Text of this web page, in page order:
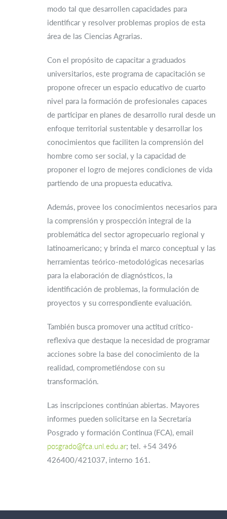
modo tal que desarrollen capacidades para
identificar y resolver problemas propios de esta
área de las Ciencias Agrarias.
Con el propósito de capacitar a graduados
universitarios, este programa de capacitación se
propone ofrecer un espacio educativo de cuarto
nivel para la formación de profesionales capaces
de participar en planes de desarrollo rural desde un
enfoque territorial sustentable y desarrollar los
conocimientos que faciliten la comprensión del
hombre como ser social, y la capacidad de
proponer el logro de mejores condiciones de vida
partiendo de una propuesta educativa.
Además, provee los conocimientos necesarios para
la comprensión y prospección integral de la
problemática del sector agropecuario regional y
latinoamericano; y brinda el marco conceptual y las
herramientas teórico-metodológicas necesarias
para la elaboración de diagnósticos, la
identificación de problemas, la formulación de
proyectos y su correspondiente evaluación.
También busca promover una actitud crítico-
reflexiva que destaque la necesidad de programar
acciones sobre la base del conocimiento de la
realidad, comprometiéndose con su
transformación.
Las inscripciones continúan abiertas. Mayores
informes pueden solicitarse en la Secretaría
Posgrado y formación Continua (FCA), email
posgrado@fca.unl.edu.ar; tel. +54 3496
426400/421037, interno 161.